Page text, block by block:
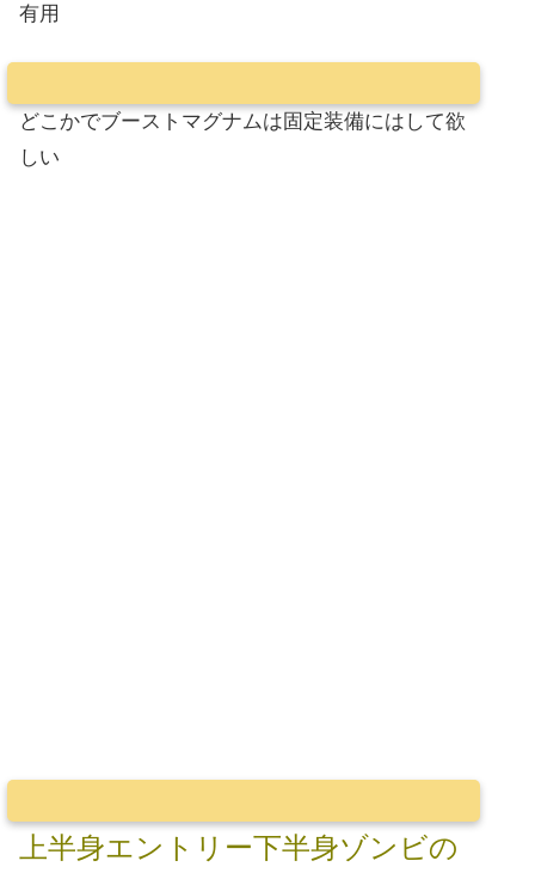
有用
どこかでブーストマグナムは固定装備にはして欲
しい
上半身エントリー下半身ゾンビの